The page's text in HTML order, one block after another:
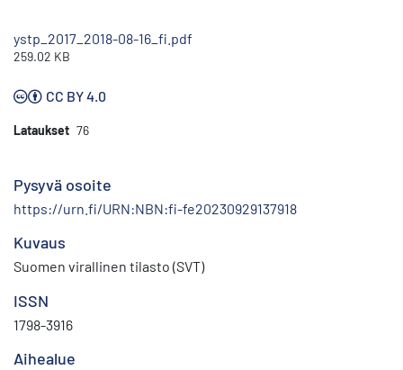
ystp_2017_2018-08-16_fi.pdf
259.02 KB
CC BY 4.0
Lataukset 76
Pysyvä osoite
https://urn.fi/URN:NBN:fi-fe20230929137918
Kuvaus
Suomen virallinen tilasto (SVT)
ISSN
1798-3916
Aihealue